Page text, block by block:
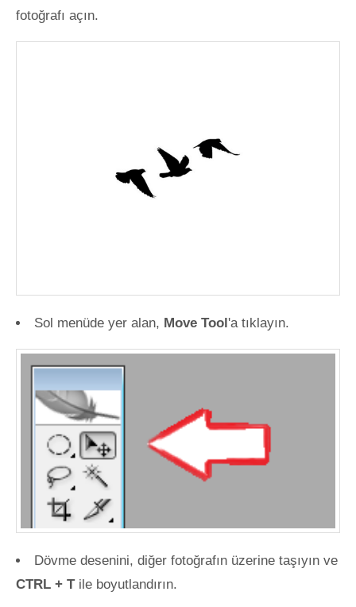
fotoğrafı açın.
Sol menüde yer alan, Move Tool'a tıklayın.
Dövme desenini, diğer fotoğrafın üzerine taşıyın ve
CTRL + Tile boyutlandırın.